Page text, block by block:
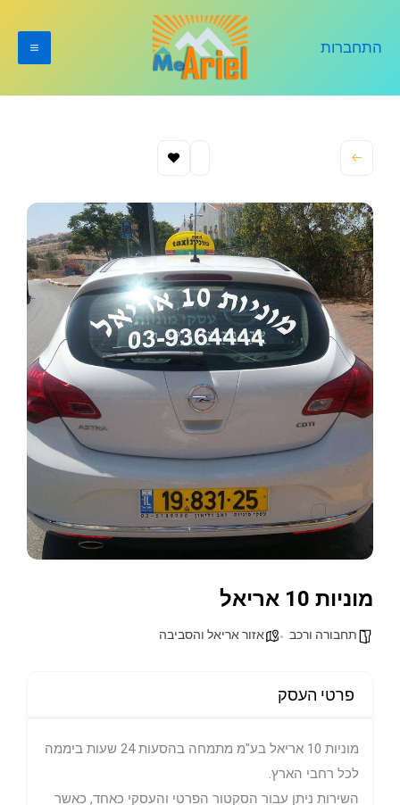
התחברות
מוניות 10 אריאל
תחבורה ורכב אזור אריאל והסביבה
פרטי העסק
מוניות 10 אריאל בע"מ מתמחה בהסעות 24 שעות ביממה
לכל רחבי הארץ.
השירות ניתן עבור הסקטור הפרטי והעסקי כאחד, כאשר